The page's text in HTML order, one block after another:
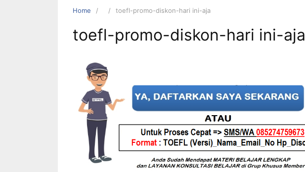
Home toefl-promo-diskon-hari ini-aja
toefl-promo-diskon-hari ini-aja